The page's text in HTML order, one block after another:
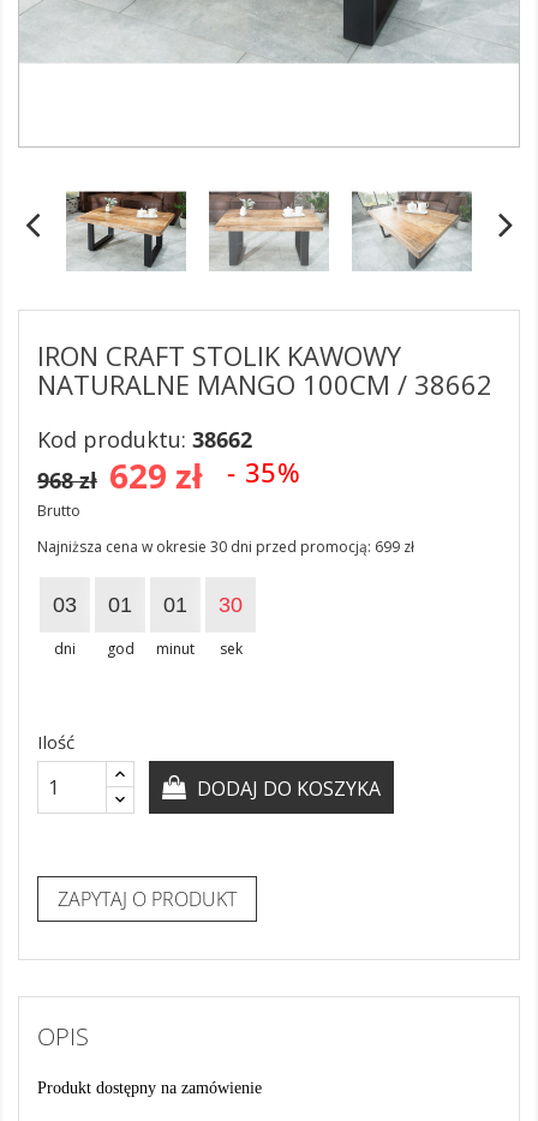
OPIS
Produkt dostępny na zamówienie
IRON CRAFT STOLIK KAWOWY
NATURALNE MANGO 100CM / 38662
Kod produktu: 38662
629 zł - 35%
968 zł
Brutto
Najniższa cena w okresie 30 dni przed promocją: 699 zł
03
dni
01
god
01
minut
29
sek
Ilość
DODAJ DO KOSZYKA
ZAPYTAJ O PRODUKT